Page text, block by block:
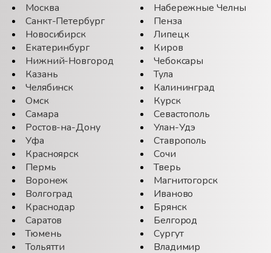
Москва
Санкт-Петербург
Новосибирск
Екатеринбург
Нижний-Новгород
Казань
Челябинск
Омск
Самара
Ростов-на-Дону
Уфа
Красноярск
Пермь
Воронеж
Волгоград
Краснодар
Саратов
Тюмень
Тольятти
Набережные Челны
Пенза
Липецк
Киров
Чебоксары
Тула
Калининград
Курск
Севастополь
Улан-Удэ
Ставрополь
Сочи
Тверь
Магнитогорск
Иваново
Брянск
Белгород
Сургут
Владимир